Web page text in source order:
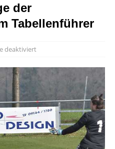
der
Tabellenführer
deaktiviert